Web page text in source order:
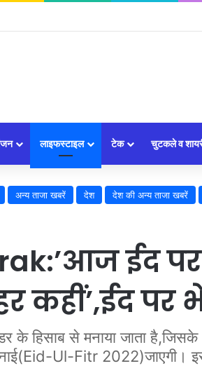
2026: आज इन 5 राशियों की चमकेगी किस्मत,
लाइफस्टाइल टेक चुटकले व
अन्य ताजा खबरें देश देश की अन्य ताजा खबरें
ईद
कहीं’,ईद पर
के हिसाब से मनाया जाता
Ul-Fitr 2022)जाएगी।